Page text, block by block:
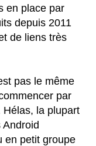
en place par
depuis 2011
de liens très
pas le même
par
Hélas, la plupart
en petit groupe